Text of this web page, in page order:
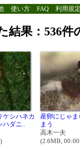
使い方 FAQ 利用規定
結果：536
ケシハネカ
ダニ..
産卵にじゃ
まう
高木一夫
(2.6MB,